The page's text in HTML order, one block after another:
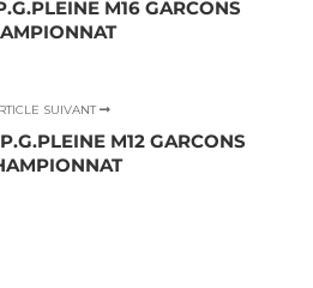
M16 GARCONS
SUIVANT
M12 GARCONS